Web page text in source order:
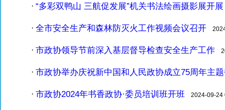
· “多彩双鸭山 三航促发展”机关书法绘画摄影展开展
· 全市安全生产和森林防灭火工作视频会议召开
· 市政协领导节前深入基层督导检查安全生产工作
· 市政协举办庆祝新中国和人民政协成立75周年主
· 市政协2024年书香政协·委员培训班开班 2024-09-24